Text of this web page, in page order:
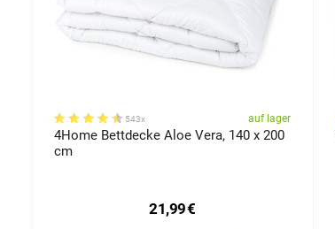
543x auf lager
4Home Bettdecke Aloe Vera, 140 x 200
cm
21,99€